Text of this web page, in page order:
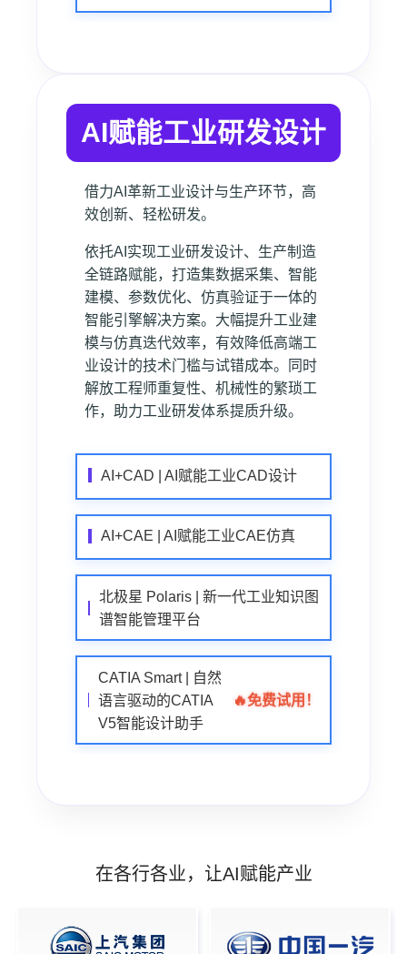
AI赋能工业研发设计
借力AI革新工业设计与生产环节，高
效创新、轻松研发。
依托AI实现工业研发设计、生产制造
全链路赋能，打造集数据采集、智能
建模、参数优化、仿真验证于一体的
智能引擎解决方案。大幅提升工业建
模与仿真迭代效率，有效降低高端工
业设计的技术门槛与试错成本。同时
解放工程师重复性、机械性的繁琐工
作，助力工业研发体系提质升级。
AI+CAD | AI赋能工业CAD设计
AI+CAE | AI赋能工业CAE仿真
北极星 Polaris | 新一代工业知识图
谱智能管理平台
CATIA Smart | 自然
语言驱动的CATIA
V5智能设计助手
🔥免费试用！
在各行各业，让AI赋能产业